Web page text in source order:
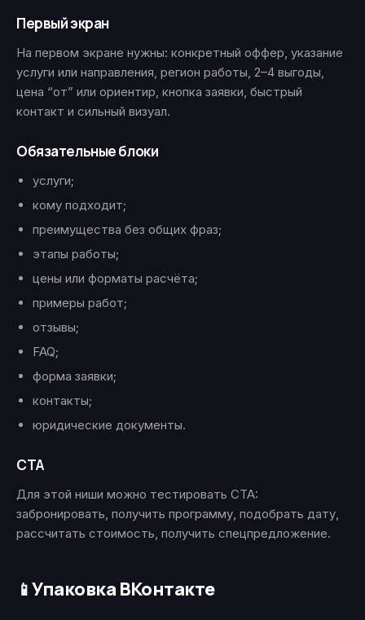
Первый экран
На первом экране нужны: конкретный оффер, указание
услуги или направления, регион работы, 2–4 выгоды,
цена “от” или ориентир, кнопка заявки, быстрый
контакт и сильный визуал.
Обязательные блоки
услуги;
кому подходит;
преимущества без общих фраз;
этапы работы;
цены или форматы расчёта;
примеры работ;
отзывы;
FAQ;
форма заявки;
контакты;
юридические документы.
CTA
Для этой ниши можно тестировать CTA:
забронировать, получить программу, подобрать дату,
рассчитать стоимость, получить спецпредложение.
📱Упаковка ВКонтакте